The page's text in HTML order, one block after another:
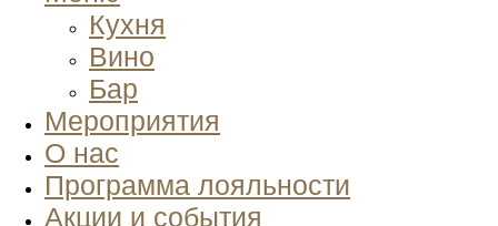
Кухня
Вино
Бар
Мероприятия
О нас
Программа лояльности
Акции и события